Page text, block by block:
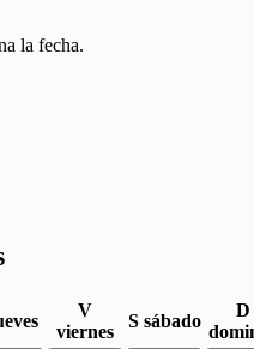
la fecha.
V
viernes
S sábado
D